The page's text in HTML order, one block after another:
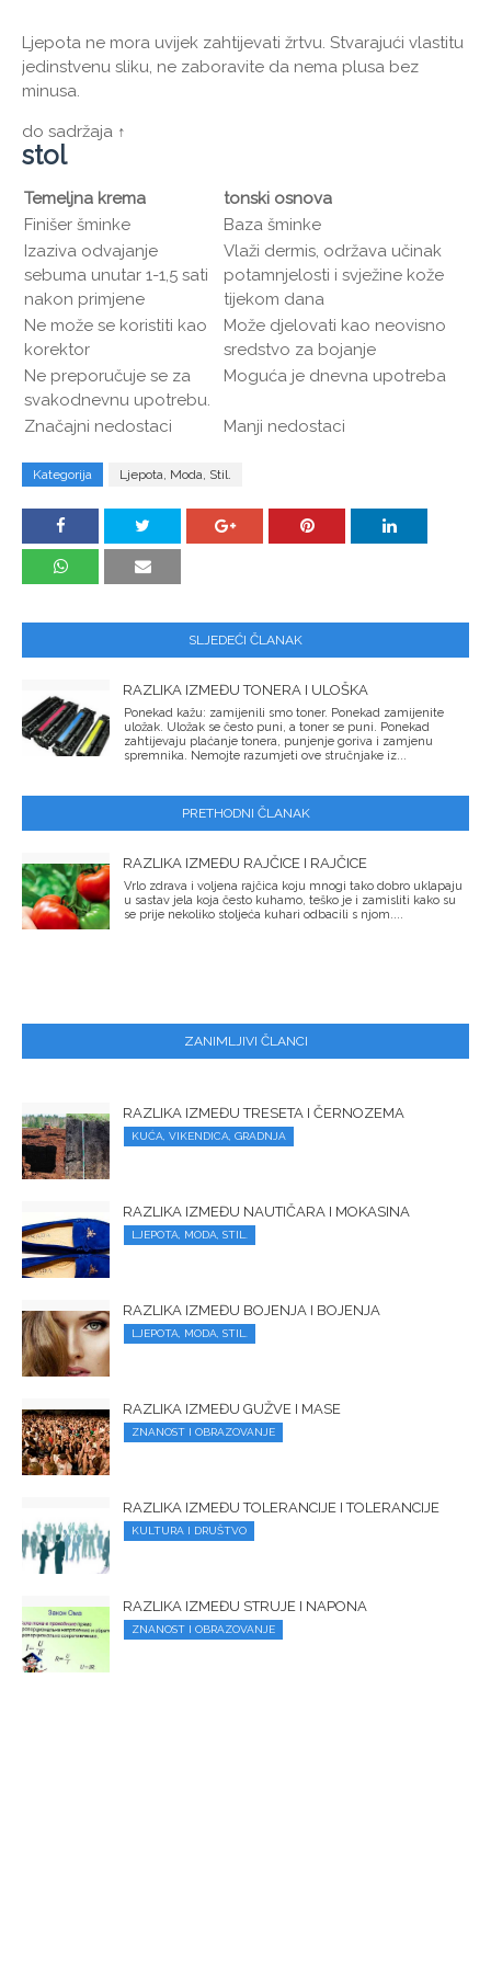
Ljepota ne mora uvijek zahtijevati žrtvu. Stvarajući vlastitu
jedinstvenu sliku, ne zaboravite da nema plusa bez
minusa.
do sadržaja ↑
stol
Temeljna krema
tonski osnova
Finišer šminke
Baza šminke
Izaziva odvajanje
sebuma unutar 1-1,5 sati
nakon primjene
Vlaži dermis, održava učinak
potamnjelosti i svježine kože
tijekom dana
Ne može se koristiti kao
korektor
Može djelovati kao neovisno
sredstvo za bojanje
Ne preporučuje se za
svakodnevnu upotrebu.
Moguća je dnevna upotreba
Značajni nedostaci Manji nedostaci
Kategorija Ljepota, Moda, Stil.
SLJEDEĆI ČLANAK
RAZLIKA IZMEĐU TONERA I ULOŠKA
Ponekad kažu: zamijenili smo toner. Ponekad zamijenite
uložak. Uložak se često puni, a toner se puni. Ponekad
zahtijevaju plaćanje tonera, punjenje goriva i zamjenu
spremnika. Nemojte razumjeti ove stručnjake iz...
PRETHODNI ČLANAK
RAZLIKA IZMEĐU RAJČICE I RAJČICE
Vrlo zdrava i voljena rajčica koju mnogi tako dobro uklapaju
u sastav jela koja često kuhamo, teško je i zamisliti kako su
se prije nekoliko stoljeća kuhari odbacili s njom....
ZANIMLJIVI ČLANCI
RAZLIKA IZMEĐU TRESETA I ČERNOZEMA
KUĆA, VIKENDICA, GRADNJA
RAZLIKA IZMEĐU NAUTIČARA I MOKASINA
LJEPOTA, MODA, STIL.
RAZLIKA IZMEĐU BOJENJA I BOJENJA
LJEPOTA, MODA, STIL.
RAZLIKA IZMEĐU GUŽVE I MASE
ZNANOST I OBRAZOVANJE
RAZLIKA IZMEĐU TOLERANCIJE I TOLERANCIJE
KULTURA I DRUŠTVO
RAZLIKA IZMEĐU STRUJE I NAPONA
ZNANOST I OBRAZOVANJE